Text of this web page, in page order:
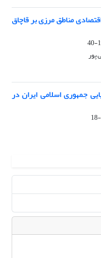
مناطق مرزی بر قاچاق
پور
جمهوری اسلامی ایران در